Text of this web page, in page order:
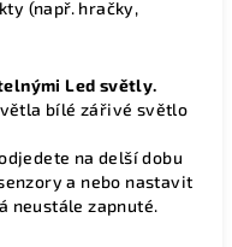
(např. hračky,
Led světly.
bílé zářivé světlo
na delší dobu
a nebo nastavit
neustále zapnuté.